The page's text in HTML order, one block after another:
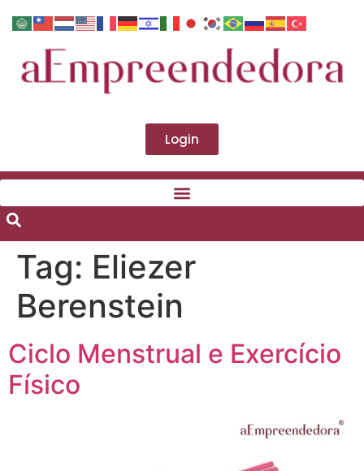
Login
Tag: Eliezer
Berenstein
Ciclo Menstrual e Exercício
Físico